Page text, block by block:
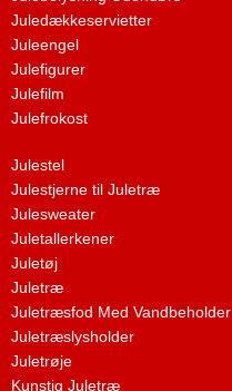
Juledækkeservietter
Juleengel
Julefigurer
Julefilm
Julefrokost
Julestel
Julestjerne til Juletræ
Julesweater
Juletallerkener
Juletøj
Juletræ
Juletræsfod Med Vandbeholder
Juletræslysholder
Juletrøje
Kunstig Juletræ